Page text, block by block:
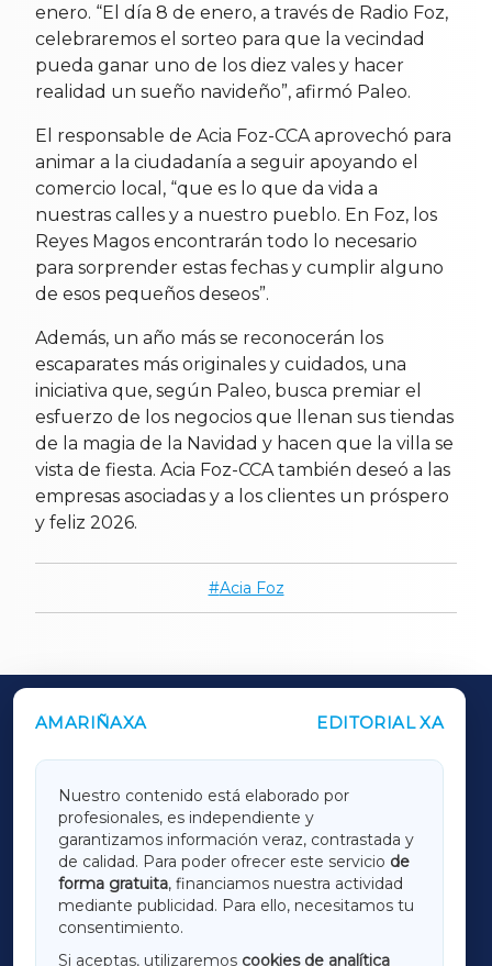
enero. “El día 8 de enero, a través de Radio Foz,
celebraremos el sorteo para que la vecindad
pueda ganar uno de los diez vales y hacer
realidad un sueño navideño”, afirmó Paleo.
El responsable de Acia Foz-CCA aprovechó para
animar a la ciudadanía a seguir apoyando el
comercio local, “que es lo que da vida a
nuestras calles y a nuestro pueblo. En Foz, los
Reyes Magos encontrarán todo lo necesario
para sorprender estas fechas y cumplir alguno
de esos pequeños deseos”.
Además, un año más se reconocerán los
escaparates más originales y cuidados, una
iniciativa que, según Paleo, busca premiar el
esfuerzo de los negocios que llenan sus tiendas
de la magia de la Navidad y hacen que la villa se
vista de fiesta. Acia Foz-CCA también deseó a las
empresas asociadas y a los clientes un próspero
y feliz 2026.
Acia Foz
AMARIÑAXA EDITORIAL XA
Nuestro contenido está elaborado por
profesionales, es independiente y
garantizamos información veraz, contrastada y
de calidad. Para poder ofrecer este servicio de
forma gratuita, financiamos nuestra actividad
mediante publicidad. Para ello, necesitamos tu
consentimiento.
Si aceptas, utilizaremos cookies de analítica
OUTROS PERIÓDICOS
LUGOXA
TERRACHAXA